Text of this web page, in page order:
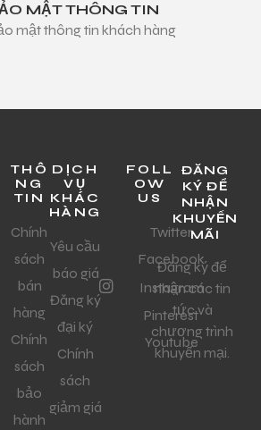
MẬT THÔNG TIN
mật thông tin khách hàng
THÔ
NG
TIN
Chính
sách
bán
hàng
Chính
sách
bảo
hành
DỊCH
VỤ
KHÁC
HÀNG
Yêu cầu
báo giá
Đăng ký
đại ký
Chính
sách
giảm giá
FOLL
OW
US
Twitter
Facebook
Instagram
Pinterest
Youtube
ĐĂNG
KÝ ĐỂ
NHẬN
KHUYẾN
MÃI
Đăng ký để
nhận các tin
tức và
chương trình
khuyến mại.